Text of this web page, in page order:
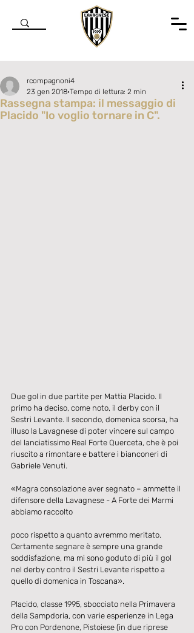
Rassegna stampa: il messaggio di
Placido "Io voglio tornare in C".
rcompagnoni4
23 gen 2018 Tempo di lettura: 2 min
Due gol in due partite per Mattia Placido. Il
primo ha deciso, come noto, il derby con il
Sestri Levante. Il secondo, domenica scorsa, ha
illuso la Lavagnese di poter vincere sul campo
del lanciatissimo Real Forte Querceta, che è poi
riuscito a rimontare e battere i bianconeri di
Gabriele Venuti.
«Magra consolazione aver segnato – ammette il
difensore della Lavagnese - A Forte dei Marmi
abbiamo raccolto
poco rispetto a quanto avremmo meritato.
Certamente segnare è sempre una grande
soddisfazione, ma mi sono goduto di più il gol
nel derby contro il Sestri Levante rispetto a
quello di domenica in Toscana».
Placido, classe 1995, sbocciato nella Primavera
della Sampdoria, con varie esperienze in Lega
Pro con Pordenone, Pistoiese (in due riprese